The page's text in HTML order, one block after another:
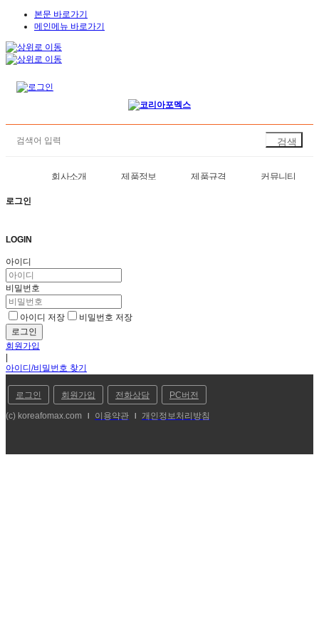
본문 바로가기
메인메뉴 바로가기
회사소개 제품정보 제품규격 커뮤니티
로그인
LOGIN
아이디
비밀번호
아이디 저장 비밀번호 저장
회원가입
아이디/비밀번호 찾기
로그인 회원가입 전화상담 PC버전
(c) koreafomax.com l 이용약관 l 개인정보처리방침